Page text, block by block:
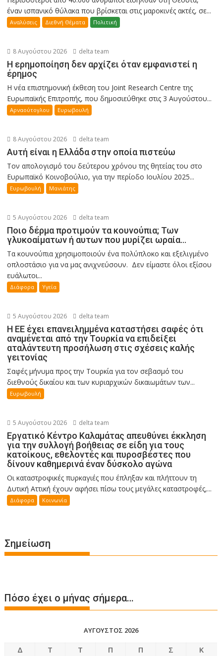
έναν ισπανικό θύλακα που βρίσκεται στις μαροκινές ακτές, σε...
Αναλύσεις Διεθνή Θέματα Πολιτική
8 Αυγούστου 2026 delta team
Η ερημοποίηση δεν αρχίζει όταν εμφανιστεί η
έρημος
Η νέα επιστημονική έκθεση του Joint Research Centre της
Ευρωπαϊκής Επιτροπής, που δημοσιεύθηκε στις 3 Αυγούστου...
Αρναούτογλου Ευρωβουλή
8 Αυγούστου 2026 delta team
Αυτή είναι η Ελλάδα στην οποία πιστεύω
Τον απολογισμό του δεύτερου χρόνου της θητείας του στο
Ευρωπαϊκό Κοινοβούλιο, για την περίοδο Ιουλίου 2025...
Ευρωβουλή Μανιάτης
5 Αυγούστου 2026 delta team
Ποιο δέρμα προτιμούν τα κουνούπια; Των
γλυκοαίματων ή αυτων που μυρίζει ωραία…
Τα κουνούπια χρησιμοποιούν ένα πολύπλοκο και εξελιγμένο
οπλοστάσιο για να μας ανιχνεύσουν. Δεν είμαστε όλοι εξίσου
ευάλωτοι...
Διάφορα Υγεία
5 Αυγούστου 2026 delta team
Η ΕΕ έχει επανειλημμένα καταστήσει σαφές ότι
αναμένεται από την Τουρκία να επιδείξει
αταλάντευτη προσήλωση στις σχέσεις καλής
γειτονίας
Σαφές μήνυμα προς την Τουρκία για τον σεβασμό του
διεθνούς δικαίου και των κυριαρχικών δικαιωμάτων των...
Ευρωβουλή
5 Αυγούστου 2026 delta team
Εργατικό Κέντρο Καλαμάτας απευθύνει έκκληση
για την συλλογή βοήθειας σε είδη για τους
κατοίκους, εθελοντές και πυροσβέστες που
δίνουν καθημερινά έναν δύσκολο αγώνα
Οι καταστροφικές πυρκαγιές που έπληξαν και πλήττουν τη
Δυτική Αττική έχουν αφήσει πίσω τους μεγάλες καταστροφές,...
Διάφορα Κοινωνία
Σημείωση
Πόσο έχει ο μήνας σήμερα…
ΑΎΓΟΥΣΤΟΣ 2026
Δ Τ Τ Π Π Σ Κ